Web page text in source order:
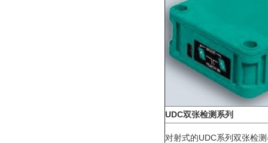
UDC双张检测系列
对射式的UDC系列双张检